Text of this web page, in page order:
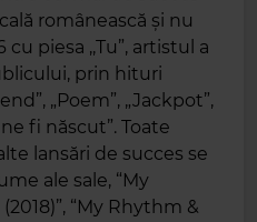
românească și nu
piesa ,,Tu”, artistul a
prin hituri
„Poem”, „Jackpot”,
fi născut”. Toate
lansări de succes se
ale sale, “My
“My Rhythm &